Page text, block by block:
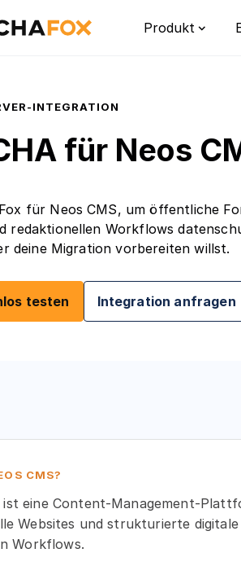
Produkt
Ein
INTEGRATION
für Neos
für Neos CMS, um öffentliche
redaktionellen Workflows
deine Migration vorbereiten willst.
testen Integration anfragen
CMS?
ist eine Content-Management-
Websites und strukturierte digitale
Workflows.